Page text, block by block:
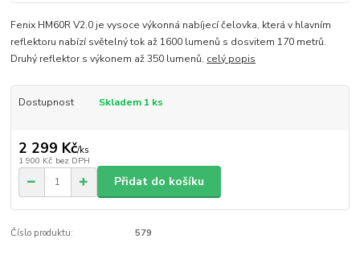
Fenix HM60R V2.0 je vysoce výkonná nabíjecí čelovka, která v hlavním
reflektoru nabízí světelný tok až 1600 lumenů s dosvitem 170 metrů.
Druhý reflektor s výkonem až 350 lumenů. celý popis
Dostupnost Skladem 1 ks
2 299 Kč/ks
1 900 Kč bez DPH
Přidat do košíku
Číslo produktu: 579